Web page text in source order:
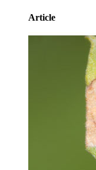
Article